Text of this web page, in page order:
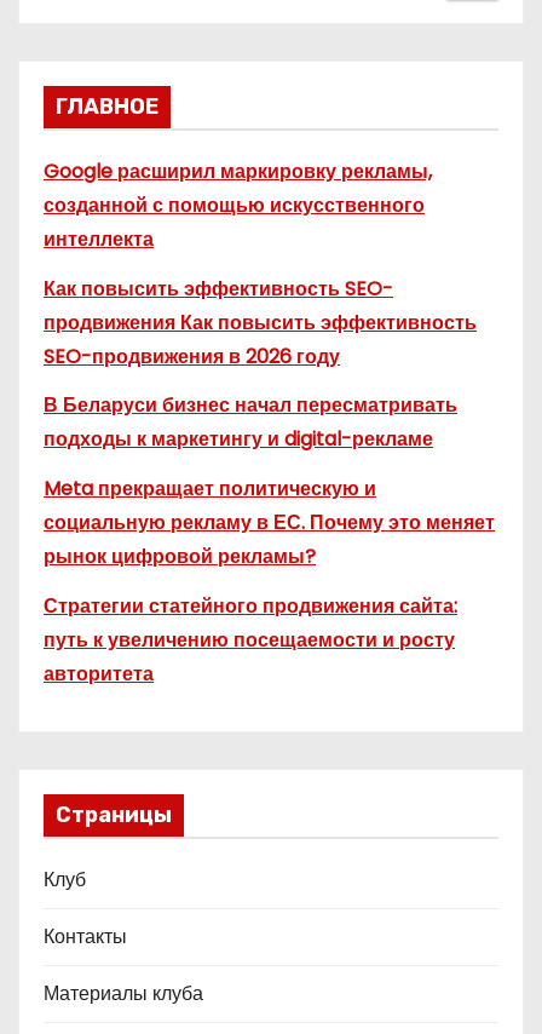
ГЛАВНОЕ
Google расширил маркировку рекламы,
созданной с помощью искусственного
интеллекта
Как повысить эффективность SEO-
продвижения Как повысить эффективность
SEO-продвижения в 2026 году
В Беларуси бизнес начал пересматривать
подходы к маркетингу и digital-рекламе
Meta прекращает политическую и
социальную рекламу в ЕС. Почему это меняет
рынок цифровой рекламы?
Стратегии статейного продвижения сайта:
путь к увеличению посещаемости и росту
авторитета
Страницы
Клуб
Контакты
Материалы клуба